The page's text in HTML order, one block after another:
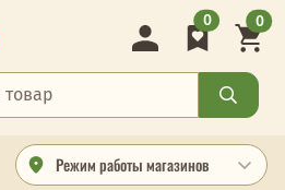
Режим работы магазинов
0 0